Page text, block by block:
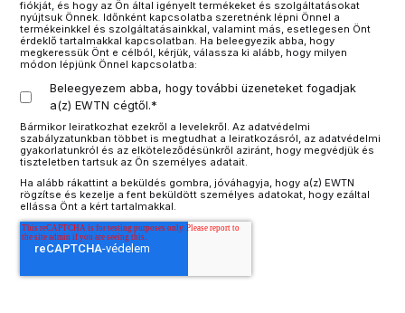
fiókját, és hogy az Ön által igényelt termékeket és szolgáltatásokat
nyújtsuk Önnek. Időnként kapcsolatba szeretnénk lépni Önnel a
termékeinkkel és szolgáltatásainkkal, valamint más, esetlegesen Önt
érdeklő tartalmakkal kapcsolatban. Ha beleegyezik abba, hogy
megkeressük Önt e célból, kérjük, válassza ki alább, hogy milyen
módon lépjünk Önnel kapcsolatba:
Beleegyezem abba, hogy további üzeneteket fogadjak
a(z) EWTN cégtől.*
Bármikor leiratkozhat ezekről a levelekről. Az adatvédelmi
szabályzatunkban többet is megtudhat a leiratkozásról, az adatvédelmi
gyakorlatunkról és az elköteleződésünkről aziránt, hogy megvédjük és
tiszteletben tartsuk az Ön személyes adatait.
Ha alább rákattint a beküldés gombra, jóváhagyja, hogy a(z) EWTN
rögzítse és kezelje a fent beküldött személyes adatokat, hogy ezáltal
ellássa Önt a kért tartalmakkal.